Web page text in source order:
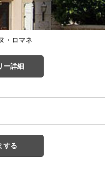
・ロマネ
ー詳細
する